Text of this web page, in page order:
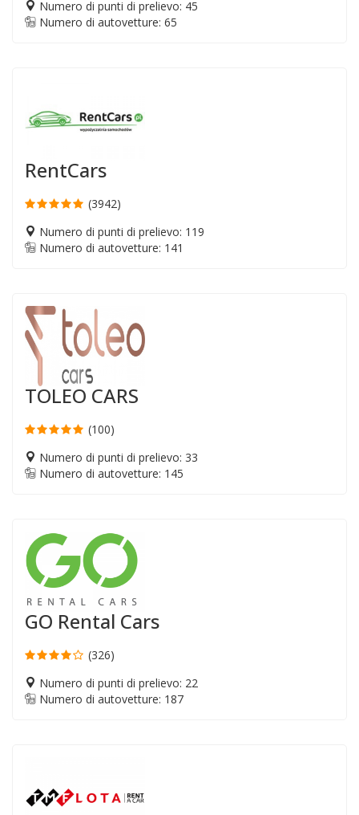
Numero di punti di prelievo: 45
Numero di autovetture: 65
RentCars
(3942)
Numero di punti di prelievo: 119
Numero di autovetture: 141
TOLEO CARS
(100)
Numero di punti di prelievo: 33
Numero di autovetture: 145
GO Rental Cars
(326)
Numero di punti di prelievo: 22
Numero di autovetture: 187